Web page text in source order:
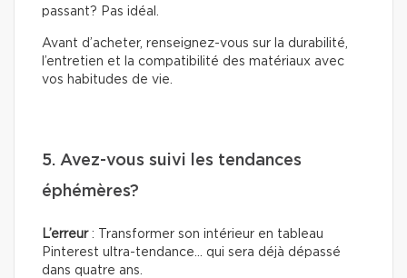
passant? Pas idéal.
Avant d’acheter, renseignez-vous sur la durabilité,
l’entretien et la compatibilité des matériaux avec
vos habitudes de vie.
5. Avez-vous suivi les tendances
éphémères?
L’erreur: Transformer son intérieur en tableau
Pinterest ultra-tendance… qui sera déjà dépassé
dans quatre ans.